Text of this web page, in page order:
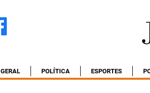
GERAL POLÍTICA ESPORTES